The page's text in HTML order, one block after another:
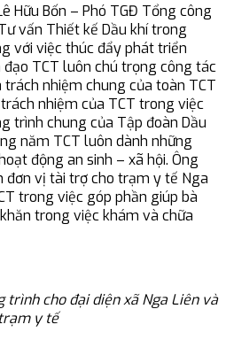
Hữu Bốn – Phó TGĐ Tổng công
vấn Thiết kế Dầu khí trong
với việc thúc đẩy phát triển
đạo TCT luôn chú trọng công tác
trách nhiệm chung của toàn TCT
nhiệm của TCT trong việc
trình chung của Tập đoàn Dầu
năm TCT luôn dành những
động an sinh – xã hội. Ông
đơn vị tài trợ cho trạm y tế Nga
trong việc góp phần giúp bà
trong việc khám và chữa
trình cho đại diện xã Nga Liên và
trạm y tế